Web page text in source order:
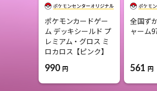
ポケモンカードゲー
ム デッキシールド プ
レミアム・グロス ミ
ロカロス【ピンク】
990 円
全国ず
ャーム
561 円